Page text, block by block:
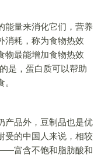
量来消化它们，营养
消耗，称为食物热效
物最能增加食物热效
是，蛋白质可以帮助
品外，豆制品也是优
受的中国人来说，相较
富含不饱和脂肪酸和